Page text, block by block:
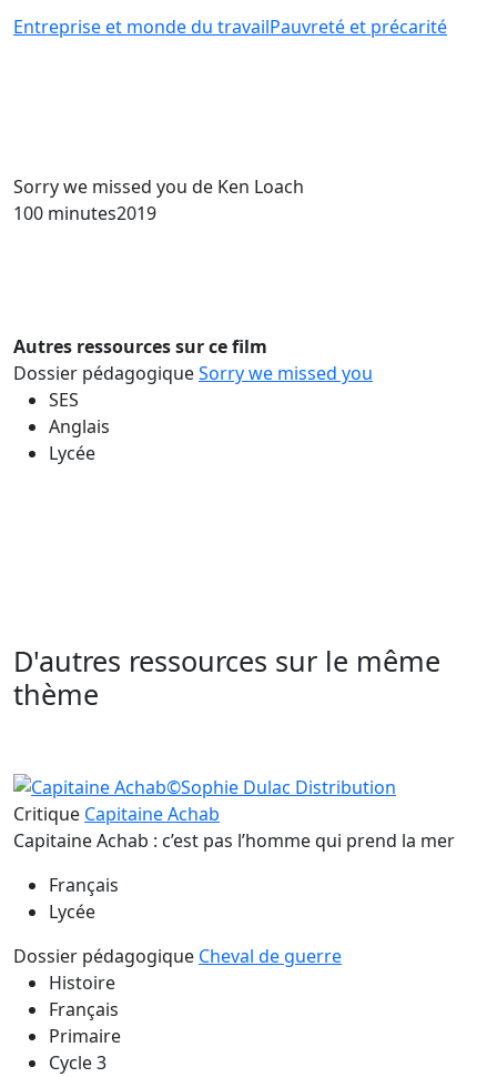
Entreprise et monde du travailPauvreté et précarité
Sorry we missed you de Ken Loach
100 minutes2019
Autres ressources sur ce film
Dossier pédagogiqueSorry we missed you
SES
Anglais
Lycée
D'autres ressources sur le même
thème
Critique Capitaine Achab
Capitaine Achab : c’est pas l’homme qui prend la mer
Français
Lycée
Dossier pédagogique Cheval de guerre
Histoire
Français
Primaire
Cycle 3